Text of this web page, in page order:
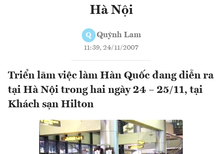
Hà Nội
Q Quỳnh Lam
11:39, 24/11/2007
Triển lãm việc làm Hàn Quốc đang diễn ra
tại Hà Nội trong hai ngày 24 – 25/11, tại
Khách sạn Hilton